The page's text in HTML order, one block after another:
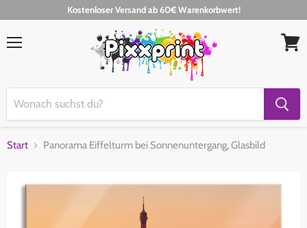
Kostenloser Versand ab 60€ Warenkorbwert!
Start Panorama Eiffelturm bei Sonnenuntergang, Glasbild